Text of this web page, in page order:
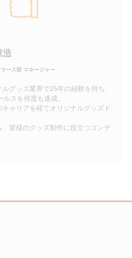
浩
ース部 マネージャー
グッズ業界で25年の経験を持ち、
スを何度も達成。
ャリアを経てオリジナルグッズド
、皆様のグッズ制作に役立つコンテ